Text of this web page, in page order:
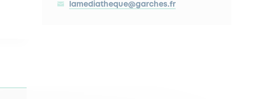
lamediatheque@garches.fr